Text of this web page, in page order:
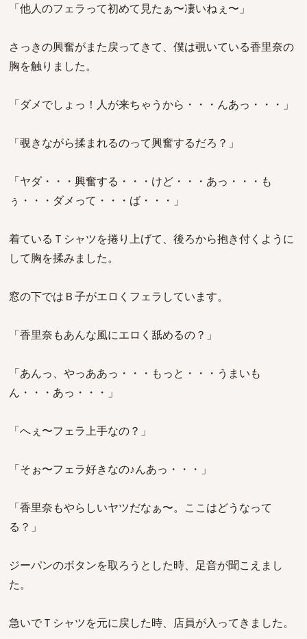
「他人のフェラって初めて見たぁ〜凄いねぇ〜」
さっきの興奮がまた戻ってきて、僕は覗いている香里奈の
胸を触りました。
「ダメでしょっ！人が来ちゃうから・・・んあっ・・・」
「覗きながら揉まれるのって興奮するだろ？」
「ヤダ・・・興奮する・・・けど・・・あっ・・・も
ぅ・・・ダメって・・・ば・・・」
着ているＴシャツを捲り上げて、後ろから抱き付くように
して胸を揉みました。
窓の下ではＢ子がエロくフェラしています。
「香里奈もあんな風にエロく舐めるの？」
「あんっ、やっああっ・・・もっと・・・うまいも
ん・・・あっ・・・」
「へぇ〜フェラ上手なの？」
「そぉ〜フェラ好きなの♪んあっ・・・」
「香里奈もやらしいヤツだなぁ〜。ここはどうなって
る？」
ジーパンのボタンを取ろうとした時、足音が聞こえまし
た。
急いでＴシャツを元に戻した時、店員が入ってきました。